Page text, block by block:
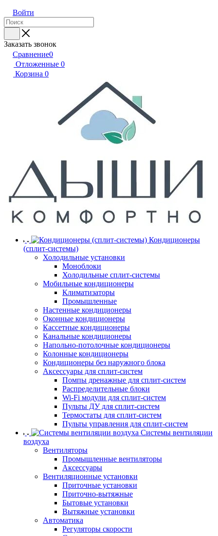
Войти
Заказать звонок
Сравнение0
Отложенные 0
Корзина 0
Кондиционеры
(сплит-системы)
Холодильные установки
Моноблоки
Холодильные сплит-системы
Мобильные кондиционеры
Климатизаторы
Промышленные
Настенные кондиционеры
Оконные кондиционеры
Кассетные кондиционеры
Канальные кондиционеры
Напольно-потолочные кондиционеры
Колонные кондиционеры
Кондиционеры без наружного блока
Аксессуары для сплит-систем
Помпы дренажные для сплит-систем
Распределительные блоки
Wi-Fi модули для сплит-систем
Пульты ДУ для сплит-систем
Термостаты для сплит-систем
Пульты управления для сплит-систем
Системы вентиляции
воздуха
Вентиляторы
Промышленные вентиляторы
Аксессуары
Вентиляционные установки
Приточные установки
Приточно-вытяжные
Бытовые установки
Вытяжные установки
Автоматика
Регуляторы скорости